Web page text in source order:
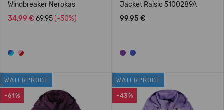
Windbreaker Nerokas
34,99 € 69.95 (-50%)
Jacket Raisio 5100289A
99,95 €
-61%
WATERPROOF
-43%
WATERPROOF